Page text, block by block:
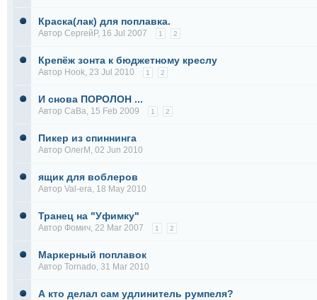
Краска(лак) для поплавка.
Автор СергейР, 16 Jul 2007 1 2
Крепёж зонта к бюджетному креслу
Автор Hook, 23 Jul 2010 1 2
И снова ПОРОЛОН ...
Автор СаВа, 15 Feb 2009 1 2
Пикер из спиннинга
Автор ОлегМ , 02 Jun 2010
ящик для воблеров
Автор Val-era, 18 May 2010
Транец на "Уфимку"
Автор Фомич, 22 Mar 2007 1 2
Маркерный поплавок
Автор Tornado, 31 Mar 2010
А кто делал сам удлинитель румпеля?